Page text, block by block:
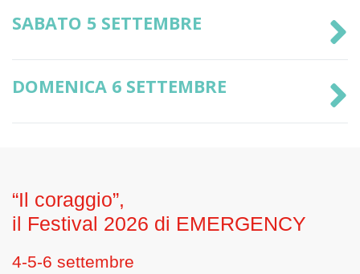
SABATO 5 SETTEMBRE
DOMENICA 6 SETTEMBRE
“Il coraggio”,
il Festival 2026 di EMERGENCY
4-5-6 settembre